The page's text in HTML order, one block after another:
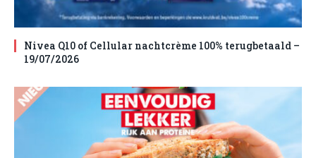
Nivea Q10 of Cellular nachtcrème 100% terugbetaald –
19/07/2026